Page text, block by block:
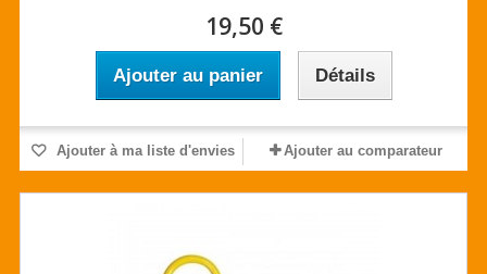
19,50 €
Ajouter au panier Détails
Ajouter à ma liste d'envies Ajouter au comparateur